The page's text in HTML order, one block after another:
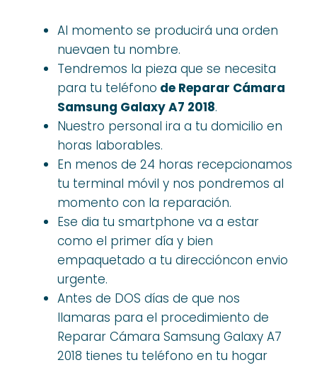
Al momento se producirá una orden
nuevaen tu nombre.
Tendremos la pieza que se necesita
para tu teléfono de Reparar Cámara
Samsung Galaxy A7 2018.
Nuestro personal ira a tu domicilio en
horas laborables.
En menos de 24 horas recepcionamos
tu terminal móvil y nos pondremos al
momento con la reparación.
Ese dia tu smartphone va a estar
como el primer día y bien
empaquetado a tu direccióncon envio
urgente.
Antes de DOS días de que nos
llamaras para el procedimiento de
Reparar Cámara Samsung Galaxy A7
2018 tienes tu teléfono en tu hogar